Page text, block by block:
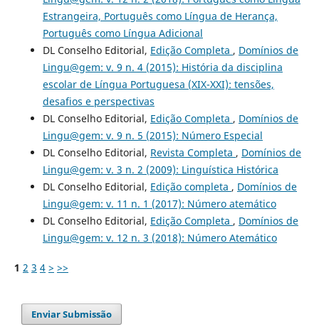
Estrangeira, Português como Língua de Herança,
Português como Língua Adicional
DL Conselho Editorial, Edição Completa , Domínios de
Lingu@gem: v. 9 n. 4 (2015): História da disciplina
escolar de Língua Portuguesa (XIX-XXI): tensões,
desafios e perspectivas
DL Conselho Editorial, Edição Completa , Domínios de
Lingu@gem: v. 9 n. 5 (2015): Número Especial
DL Conselho Editorial, Revista Completa , Domínios de
Lingu@gem: v. 3 n. 2 (2009): Linguística Histórica
DL Conselho Editorial, Edição completa , Domínios de
Lingu@gem: v. 11 n. 1 (2017): Número atemático
DL Conselho Editorial, Edição Completa , Domínios de
Lingu@gem: v. 12 n. 3 (2018): Número Atemático
1 2 3 4 > >>
Enviar Submissão